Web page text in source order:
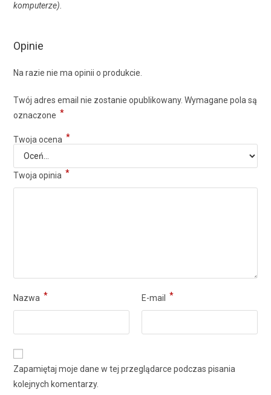
komputerze).
Opinie
Na razie nie ma opinii o produkcie.
Twój adres email nie zostanie opublikowany. Wymagane pola są
oznaczone *
Twoja ocena *
Twoja opinia *
Nazwa * E-mail *
Zapamiętaj moje dane w tej przeglądarce podczas pisania
kolejnych komentarzy.